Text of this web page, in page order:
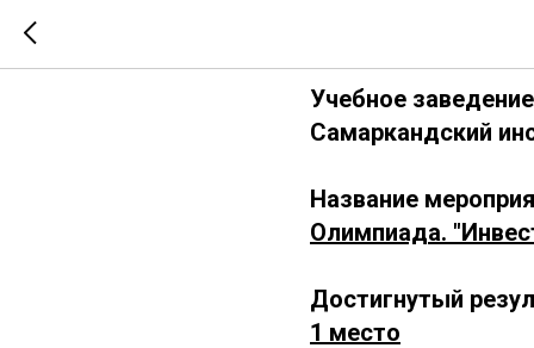
Учебное
Самаркандский
Название
Олимпиада.
Достигнутый
1 место